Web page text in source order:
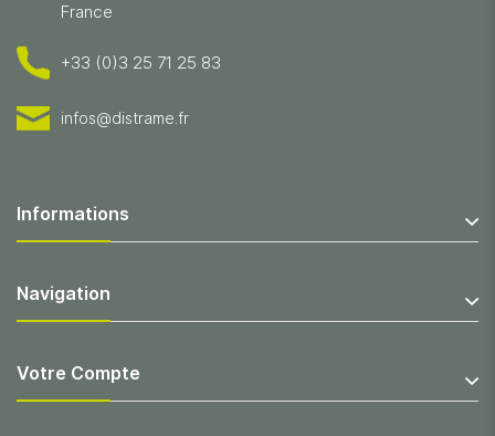
France
+33 (0)3 25 71 25 83
infos@distrame.fr
Informations
Navigation
Votre Compte